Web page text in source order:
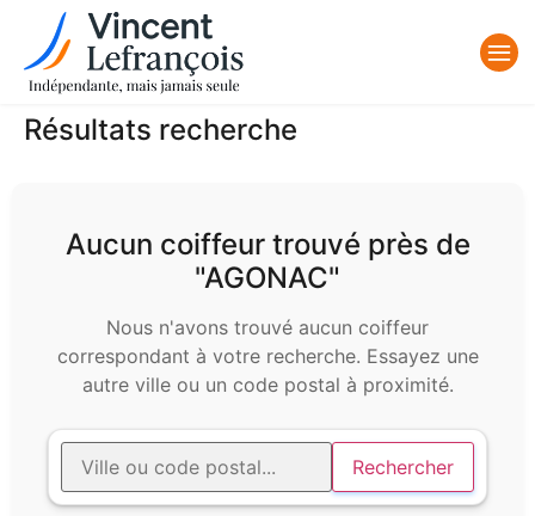
Résultats recherche
Aucun coiffeur trouvé près de
"AGONAC"
Nous n'avons trouvé aucun coiffeur
correspondant à votre recherche. Essayez une
autre ville ou un code postal à proximité.
Rechercher